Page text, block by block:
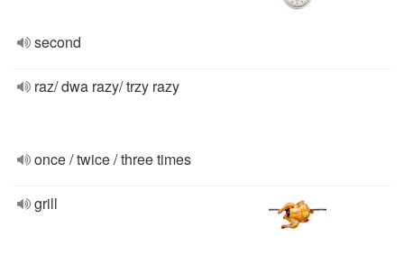
second
raz/ dwa razy/ trzy razy
once / twice / three times
grill